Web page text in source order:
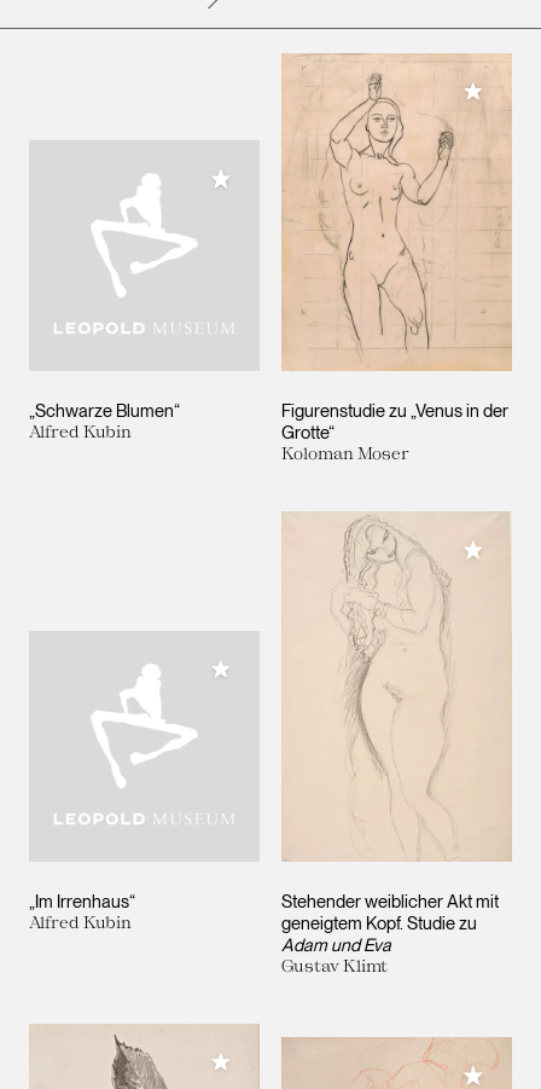
„Schwarze Blumen“
Alfred Kubin
Meiner Sammlung hinzufügen
Figurenstudie zu „Venus in der
Grotte“
Koloman Moser
Meiner
„Im Irrenhaus“
Alfred Kubin
Meiner Sammlung hinzufügen
Stehender weiblicher Akt mit
geneigtem Kopf. Studie zu
Adam und Eva
Gustav Klimt
Meiner
Meiner Sammlung hinzufügen
Meiner